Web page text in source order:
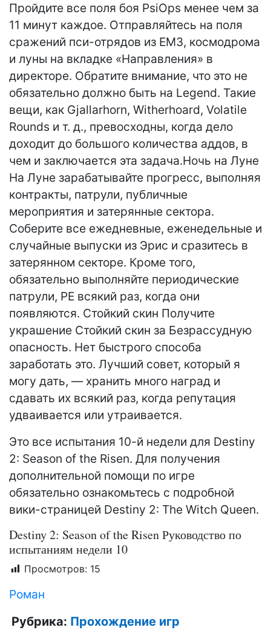
Пройдите все поля боя PsiOps менее чем за
11 минут каждое. Отправляйтесь на поля
сражений пси-отрядов из ЕМЗ, космодрома
и луны на вкладке «Направления» в
директоре. Обратите внимание, что это не
обязательно должно быть на Legend. Такие
вещи, как Gjallarhorn, Witherhoard, Volatile
Rounds и т. д., превосходны, когда дело
доходит до большого количества аддов, в
чем и заключается эта задача.Ночь на Луне
На Луне зарабатывайте прогресс, выполняя
контракты, патрули, публичные
мероприятия и затерянные сектора.
Соберите все ежедневные, еженедельные и
случайные выпуски из Эрис и сразитесь в
затерянном секторе. Кроме того,
обязательно выполняйте периодические
патрули, PE всякий раз, когда они
появляются. Стойкий скин Получите
украшение Стойкий скин за Безрассудную
опасность. Нет быстрого способа
заработать это. Лучший совет, который я
могу дать, — хранить много наград и
сдавать их всякий раз, когда репутация
удваивается или утраивается.
Это все испытания 10-й недели для Destiny
2: Season of the Risen. Для получения
дополнительной помощи по игре
обязательно ознакомьтесь с подробной
вики-страницей Destiny 2: The Witch Queen.
Destiny 2: Season of the Risen Руководство по
испытаниям недели 10
Просмотров: 15
Роман
Рубрика: Прохождение игр